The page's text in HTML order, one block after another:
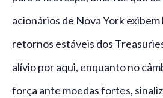
acionários de Nova York exibem
retornos estáveis dos
alívio por aqui, enquanto no
força ante moedas fortes,